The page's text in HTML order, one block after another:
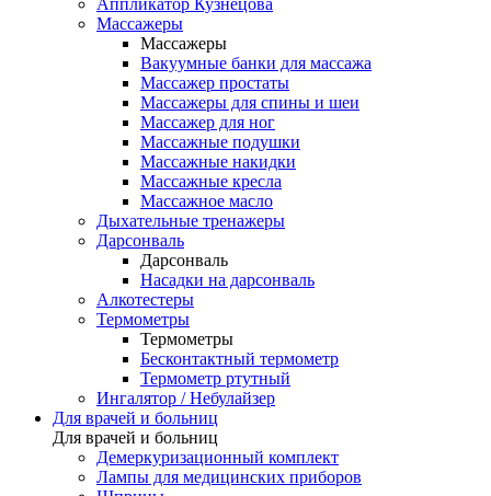
Аппликатор Кузнецова
Массажеры
Массажеры
Вакуумные банки для массажа
Массажер простаты
Массажеры для спины и шеи
Массажер для ног
Массажные подушки
Массажные накидки
Массажные кресла
Массажное масло
Дыхательные тренажеры
Дарсонваль
Дарсонваль
Насадки на дарсонваль
Алкотестеры
Термометры
Термометры
Бесконтактный термометр
Термометр ртутный
Ингалятор / Небулайзер
Для врачей и больниц
Для врачей и больниц
Демеркуризационный комплект
Лампы для медицинских приборов